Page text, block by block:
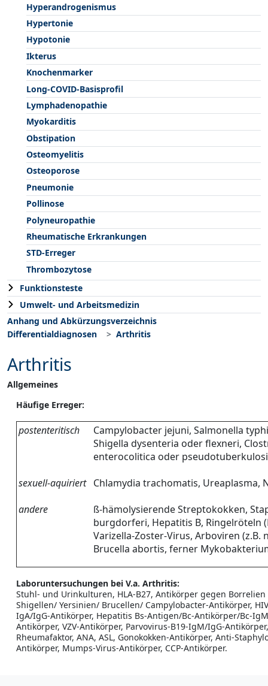
Hyperandrogenismus
Hypertonie
Hypotonie
Ikterus
Knochenmarker
Long-COVID-Basisprofil
Lymphadenopathie
Myokarditis
Obstipation
Osteomyelitis
Osteoporose
Pneumonie
Pollinose
Polyneuropathie
Rheumatische Erkrankungen
STD-Erreger
Thrombozytose
Funktionsteste
Umwelt- und Arbeitsmedizin
Anhang und Abkürzungsverzeichnis
Differentialdiagnosen
Arthritis
Arthritis
Allgemeines
Häufige Erreger:
postenteritisch
Campylobacter jejuni, Salmonella
Shigella dysenteria oder flexneri,
enterocolitica oder
sexuell-aquiriert Chlamydia trachomatis, Ureaplasma,
andere
ß-hämolysierende Streptokokken,
burgdorferi, Hepatitis B, Ringelröteln
Varizella-Zoster-Virus, Arboviren (z.B.
Brucella abortis, ferner
Laboruntersuchungen bei V.a. Arthritis:
Stuhl- und Urinkulturen, HLA-B27, Antikörper gegen
Shigellen/ Yersinien/ Brucellen/ Campylobacter-Antikörper,
IgA/IgG-Antikörper, Hepatitis Bs-Antigen/Bc-Antikörper/Bc-
Antikörper, VZV-Antikörper, Parvovirus-B19-IgM/IgG-
Rheumafaktor, ANA, ASL, Gonokokken-Antikörper, Anti-
Antikörper, Mumps-Virus-Antikörper, CCP-Antikörper.